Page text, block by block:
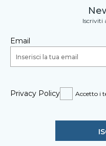
Iscriviti
Email
Privacy Policy Accetto i